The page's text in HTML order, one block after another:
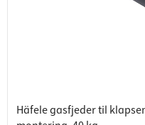
Häfele gasfjeder til